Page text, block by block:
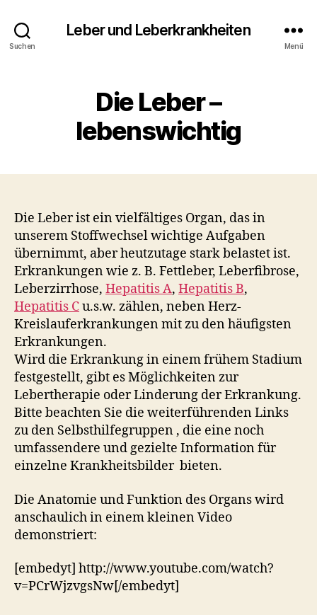
Suchen
Leber und Leberkrankheiten
Menü
Die Leber –
lebenswichtig
Die Leber ist ein vielfältiges Organ, das in
unserem Stoffwechsel wichtige Aufgaben
übernimmt, aber heutzutage stark belastet ist.
Erkrankungen wie z. B. Fettleber, Leberfibrose,
Leberzirrhose, Hepatitis A, Hepatitis B,
Hepatitis Cu.s.w. zählen, neben Herz-
Kreislauferkrankungen mit zu den häufigsten
Erkrankungen.
Wird die Erkrankung in einem frühem Stadium
festgestellt, gibt es Möglichkeiten zur
Lebertherapie oder Linderung der Erkrankung.
Bitte beachten Sie die weiterführenden Links
zu den Selbsthilfegruppen , die eine noch
umfassendere und gezielte Information für
einzelne Krankheitsbilder bieten.
Die Anatomie und Funktion des Organs wird
anschaulich in einem kleinen Video
demonstriert:
[embedyt] http://www.youtube.com/watch?
v=PCrWjzvgsNw[/embedyt]